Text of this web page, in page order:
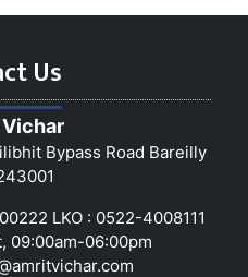
Us
Bypass Road Bareilly
LKO : 0522-4008111
09:00am-06:00pm